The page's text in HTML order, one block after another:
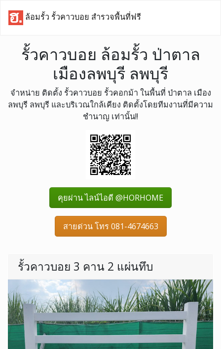
ล้อมรั้ว รั้วคาวบอย สำรวจพื้นที่ฟรี
รั้วคาวบอย ล้อมรั้ว ป่าตาล
เมืองลพบุรี ลพบุรี
จำหน่าย ติดตั้ง รั้วคาวบอย รั้วคอกม้า ในพื้นที่ ป่าตาล เมือง
ลพบุรี ลพบุรี และบริเวณใกล้เคียง ติดตั้งโดยทีมงานที่มีความ
ชำนาญ เท่านั้น!!
คุยผ่าน ไลน์ไอดี @HORHOME
สายด่วน โทร 081-4674663
รั้วคาวบอย 3 คาน 2 แผ่นทึบ